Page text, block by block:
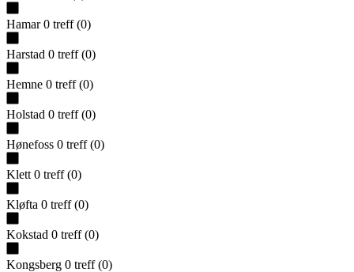
Hamar 0 treff (0)
Harstad 0 treff (0)
Hemne 0 treff (0)
Holstad 0 treff (0)
Hønefoss 0 treff (0)
Klett 0 treff (0)
Kløfta 0 treff (0)
Kokstad 0 treff (0)
Kongsberg 0 treff (0)